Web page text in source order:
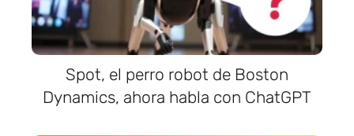
Spot, el perro robot de Boston
Dynamics, ahora habla con ChatGPT